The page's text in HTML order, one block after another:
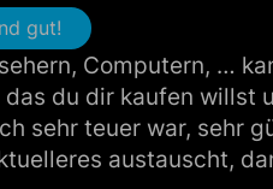
gut!
Computern, …
das du dir kaufen willst
sehr teuer war, sehr
austauscht,